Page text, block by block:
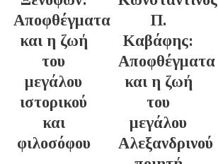
Αποφθέγματα
και η ζωή
του
μεγάλου
ιστορικού
και
φιλοσόφου
Π.
Καβάφης:
Αποφθέγματα
και η ζωή
του
μεγάλου
Αλεξανδρινού